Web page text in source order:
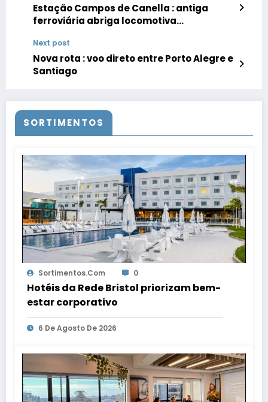
Estação Campos de Canella : antiga
ferroviária abriga locomotiva
comercial
Next post
Nova rota : voo direto entre Porto Alegre e
Santiago
SORTIMENTOS
Sortimentos.com 0
Hotéis da Rede Bristol priorizam bem-
estar corporativo
6 De Agosto De 2026